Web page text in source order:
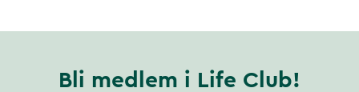
Bli medlem i Life Club!